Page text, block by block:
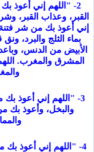
2- "اللهم إني أعوذ بك
القبر، وعذاب القبر،
إني أعوذ بك من شر
بماء الثلج والبرد،
الأبيض من الدنس،
المشرق والمغرب.
3- "اللهم إني أعوذ
والبخل، وأعوذ بك
4- "اللهم إني أعوذ بك